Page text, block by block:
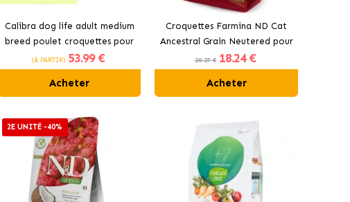
Calibra dog life adult medium
breed poulet croquettes pour
chien
(À PARTIR) 53.99 €
Acheter
Croquettes Farmina ND Cat
Ancestral Grain Neutered pour
chats stérilisés au poulet
20.27 € 18.24 €
Acheter
2E UNITÉ -40%